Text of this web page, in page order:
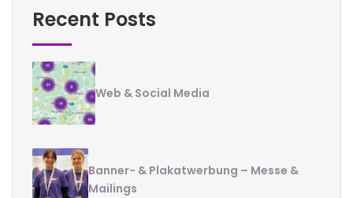
Recent Posts
Web & Social Media
Banner- & Plakatwerbung – Messe &
Mailings